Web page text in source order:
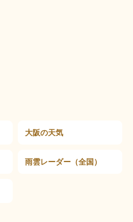
大阪の天気
雨雲レーダー（全国）